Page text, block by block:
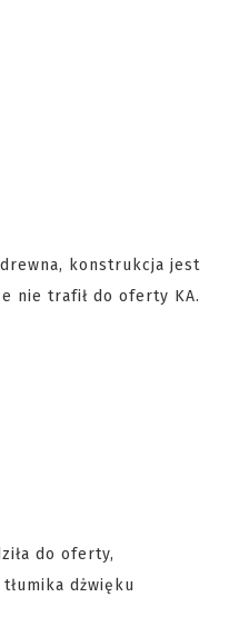
konstrukcja jest
nie trafił do oferty KA.
do oferty,
dżwięku